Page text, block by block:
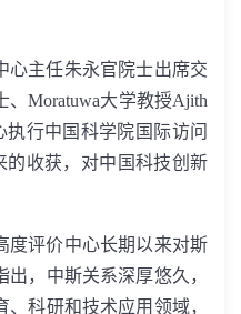
心主任朱永官院士出席交
、Moratuwa大学教授Ajith
行中国科学院国际访问
的收获，对中国科技创新
度评价中心长期以来对斯
，中斯关系深厚悠久，
科研和技术应用领域，